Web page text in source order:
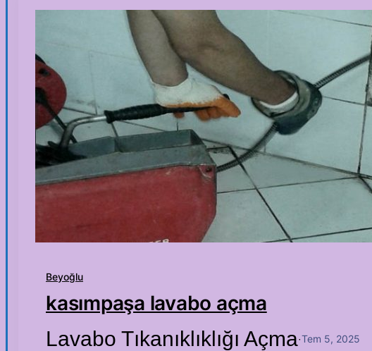
Beyoğlu
kasımpaşa lavabo açma
Lavabo Tıkanıklıklığı Açma·Tem 5, 2025